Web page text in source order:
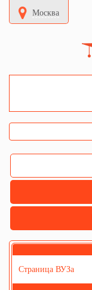
Москва
Страница ВУЗа